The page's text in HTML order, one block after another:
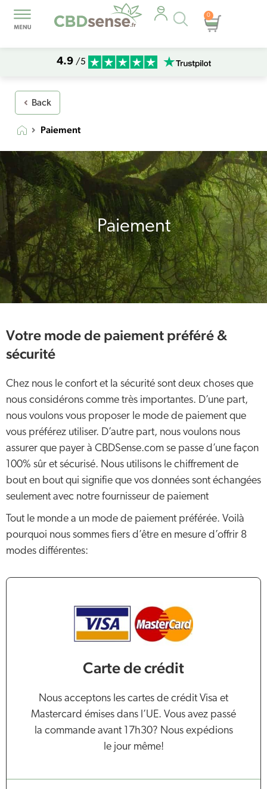
Recherche
de
produits
0
Panier
4.9 /5
Back
Paiement
Paiement
Votre mode de paiement préféré &
sécurité
Chez nous le confort et la sécurité sont deux choses que
nous considérons comme très importantes. D’une part,
nous voulons vous proposer le mode de paiement que
vous préférez utiliser. D’autre part, nous voulons nous
assurer que payer à CBDSense.com se passe d’une façon
100% sûr et sécurisé. Nous utilisons le chiffrement de
bout en bout qui signifie que vos données sont échangées
seulement avec notre fournisseur de paiement
Tout le monde a un mode de paiement préférée. Voilà
pourquoi nous sommes fiers d’être en mesure d’offrir 8
modes différentes:
Carte de crédit
Nous acceptons les cartes de crédit Visa et
Mastercard émises dans l’UE. Vous avez passé
la commande avant 17h30? Nous expédions
le jour même!